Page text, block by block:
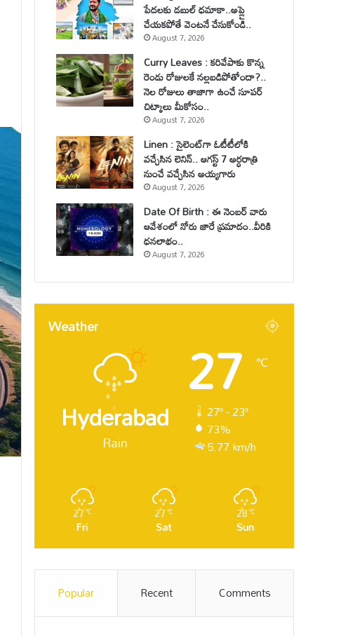
పేదలకు డబుల్ ధమాకా..అప్లై
చేయకపోతే వెంటనే చేసుకోండి..
August 7, 2026
Curry Leaves : కరివేపాకు కొన్న
రెండు రోజులకే నల్లబడిపోతోందా?..
నెల రోజులు తాజాగా ఉంచే సూపర్
చిట్కాలు మీకోసం..
August 7, 2026
Linen : సైలెంట్‌గా ఓటీటీలోకి
వచ్చేసిన లెనిన్.. ఆగస్ట్ 7 అర్ధరాత్రి
నుంచే వచ్చేసిన అయ్యగారు
August 7, 2026
Date Of Birth : ఈ నెంబర్ వారు
ఆవేశంలో నోరు జారే ప్రమాదం..వీరికి
ధనలాభం..
August 7, 2026
Weather
Hyderabad
Rain
27 ℃
27º - 23º
73%
5.77 km/h
27℃
Fri
27℃
Sat
28℃
Sun
Popular Recent Comments